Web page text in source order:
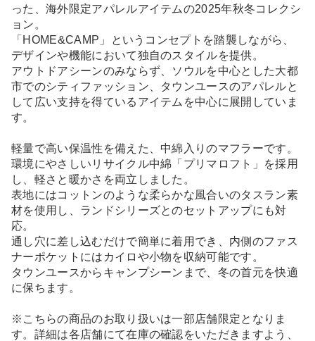
った、海外限定アパレルアイテムの2025年秋冬コレクシ
ョン。
「HOME&CAMP」というコンセプトを踏襲しながら、
デザインや機能において独自のスタイルを提供。
アウトドアシーンのみならず、ソウルを中心とした大都
市でのシティファッション、タウンユースのアパレルと
して広い支持を得ているアイテムを中心に展開していま
す。
軽量で高い保温性を備えた、中綿入りのマフラーです。
環境にやさしいリサイクル中綿「プリマロフト」を採用
し、軽さと暖かさを両立しました。
表地にはコットンのような柔らかな風合いのタスラン素
材を使用し、ランドシリーズとのセットアップにも対
応。
通し穴に差し込むだけで簡単に着用でき、内側のファス
ナーポケットにはカイロや小物を収納可能です。
タウンユースからキャンプシーンまで、冬の首元を快適
に保ちます。
※こちらの商品のお取り扱いは一部店舗限定となりま
す。詳細は各店舗にて在庫の確認をいただきますよう、